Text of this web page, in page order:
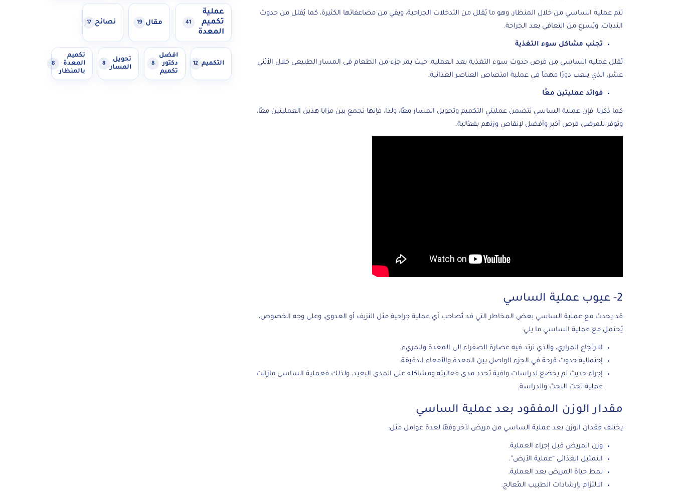
تتم عملية الساسي من خلال المنظار، وهو ما يُقلل من التدخلات الجراحية، ويقي من مضاعفاتها الكثيرة، كما يُقلل من حدوث
الندبات، ويُسرع من التعافي بعد الجراحة.
تجنب مشاكل سوء التغذية
تُقلل عملية الساسي من فرص حدوث سوء التغذية بعد العملية، حيث يمر جزء من الطعام فى المسار الطبيعى خلال الأثني
عشر، الذي يلعب دورًا مهماً في عملية امتصاص العناصر الغذائية.
فوائد عمليتين معًا
كما ذكرنا، فإن عملية الساسي تتضمن عمليتي التكميم وتحويل المسار معًا، ولذا، فإنها تجمع بين مزايا هذين العمليتين معًا،
وتوفر للمرضى فرص أكبر وأفضل لإنقاص وزنهم بفعّالية.
2- عيوب عملية الساسي
قد يحدث مع عملية الساسي بعض المخاطر التي قد تُصاحب أي عملية جراحية مثل النزيف أو العدوى، وعلى وجه الخصوص،
يُحتمل مع عملية الساسي ما يلي:
الارتجاع المراري، والذي ترتد فيه عصارة الصفراء إلى المعدة والمريء.
إحتمالية حدوث قرحة في الجزء الواصل بين المعدة والأمعاء الدقيقة.
إجراء حديث لم يخضع لدراسات وافية تُحدد مدى فعاليته ومشاكله على المدى البعيد، ولذلك فعملية الساسى مازالت
عملية تحت البحث والدراسة.
مقدار الوزن المفقود بعد عملية الساسي
يختلف فقدان الوزن بعد عملية الساسي من مريض لآخر وفقًا لعدة عوامل مثل:
وزن المريض قبل إجراء العملية.
التمثيل الغذائي “عملية الأيض”.
نمط حياة المريض بعد العملية.
الالتزام بإرشادات الطبيب المُعالج.
عملية
تكميم
المعدة
41 مقال 19 نصائح 17
التكميم 12
افضل
دكتور
تكميم
8
تحويل
المسار
8
تكميم
المعدة
بالمنظار
8